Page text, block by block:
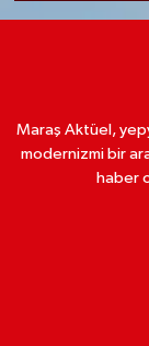
Maraş Aktüel,
modernizmi bir
haber